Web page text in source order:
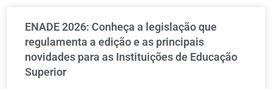
ENADE 2026: Conheça a legislação que
regulamenta a edição e as principais
novidades para as Instituições de Educação
Superior